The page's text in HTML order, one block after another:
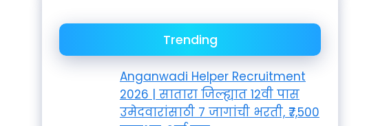
Trending
Anganwadi Helper Recruitment
2026 | सातारा जिल्ह्यात 12वी पास
उमेदवारांसाठी 7 जागांची भरती, ₹7,500